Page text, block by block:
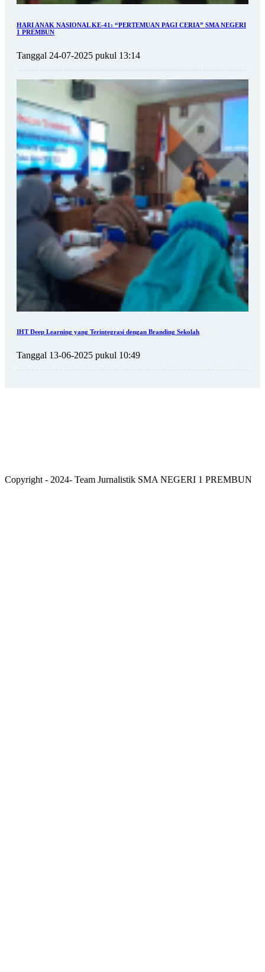
HARI ANAK NASIONAL KE-41: “PERTEMUAN PAGI CERIA” SMA NEGERI
1 PREMBUN
Tanggal 24-07-2025 pukul 13:14
IHT Deep Learning yang Terintegrasi dengan Branding Sekolah
Tanggal 13-06-2025 pukul 10:49
Copyright - 2024- Team Jurnalistik SMA NEGERI 1 PREMBUN